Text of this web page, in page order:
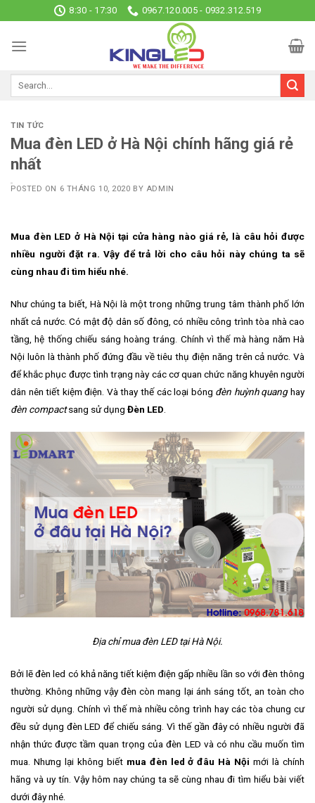
to
content
8:30 - 17:30 0967.120.005 - 0932.312.519
TIN TỨC
Mua đèn LED ở Hà Nội chính hãng giá rẻ
nhất
POSTED ON 6 THÁNG 10, 2020 BY ADMIN
Mua đèn LED ở Hà Nội tại cửa hàng nào giá rẻ, là câu hỏi được
nhiều người đặt ra. Vậy để trả lời cho câu hỏi này chúng ta sẽ
cùng nhau đi tìm hiểu nhé.
Như chúng ta biết, Hà Nội là một trong những trung tâm thành phố lớn
nhất cả nước. Có mật độ dân số đông, có nhiều công trình tòa nhà cao
tầng, hệ thống chiếu sáng hoàng tráng. Chính vì thế mà hàng năm Hà
Nội luôn là thành phố đứng đầu về tiêu thụ điện năng trên cả nước. Và
để khắc phục được tình trạng này các cơ quan chức năng khuyên người
dân nên tiết kiệm điện. Và thay thế các loại bóng đèn huỳnh quanghay
đèn compactsang sử dụng Đèn LED
Địa chỉ mua đèn LED tại Hà Nội.
Bởi lẽ đèn led có khả năng tiết kiệm điện gấp nhiều lần so với đèn thông
thường. Không những vậy đèn còn mang lại ánh sáng tốt, an toàn cho
người sử dụng. Chính vì thế mà nhiều công trình hay các tòa chung cư
đều sử dụng đèn LED để chiếu sáng. Vì thế gần đây có nhiều người đã
nhận thức được tầm quan trọng của đèn LED và có nhu cầu muốn tìm
mua. Nhưng lại không biết mua đèn led ở đâu Hà Nội mới là chính
hãng và uy tín. Vậy hôm nay chúng ta sẽ cùng nhau đi tìm hiểu bài viết
dưới đây nhé.